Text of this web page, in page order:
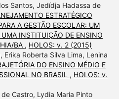
Santos, Jedídja Hadassa de
ESTRATÉGICO
A GESTÃO ESCOLAR: UM
INSTITUIÇÃO DE ENSINO
BA , HOLOS: v. 2 (2015)
Erika Roberta Silva Lima, Lenina
DO ENSINO MÉDIO E
NO BRASIL , HOLOS: v.
Castro, Lydia Maria Pinto